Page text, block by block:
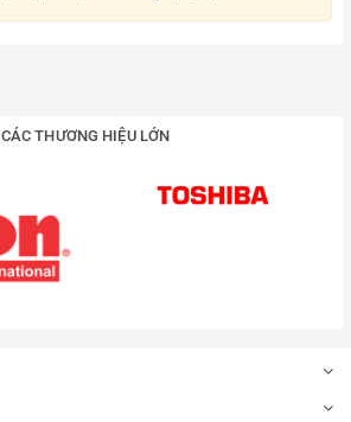
CÁC THƯƠNG HIỆU LỚN